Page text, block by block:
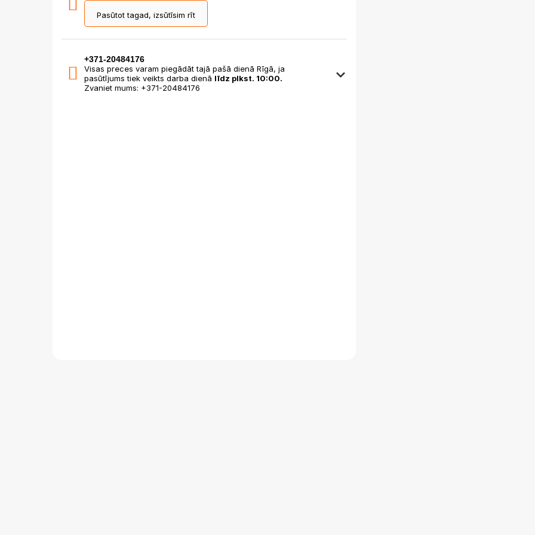
Pasūtot tagad, izsūtīsim rīt
+371-20484176
Visas preces varam piegādāt tajā pašā dienā Rīgā, ja
pasūtījums tiek veikts darba dienā līdz plkst. 10:00.
Zvaniet mums: +371-20484176